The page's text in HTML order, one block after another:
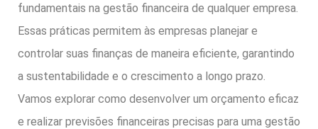
fundamentais na gestão financeira de qualquer empresa.
Essas práticas permitem às empresas planejar e
controlar suas finanças de maneira eficiente, garantindo
a sustentabilidade e o crescimento a longo prazo.
Vamos explorar como desenvolver um orçamento eficaz
e realizar previsões financeiras precisas para uma gestão